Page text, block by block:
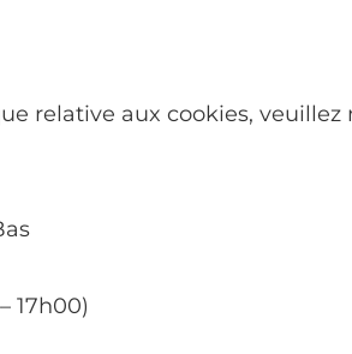
relative aux cookies, veuillez
17h00)